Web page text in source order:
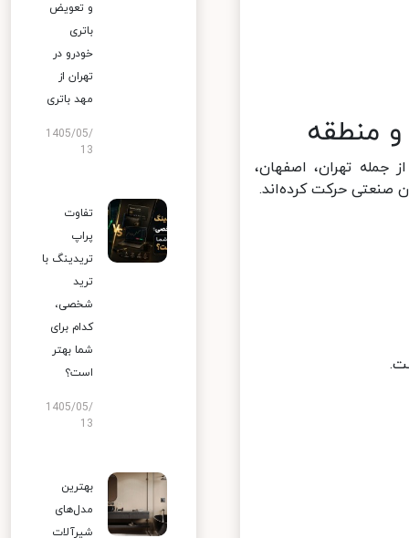
منطقه
تهران، اصفهان،
حرکت کرده‌اند.
و تعویض
باتری
خودرو در
تهران از
مهد باتری
1405/05/
13
تفاوت
پراپ
تریدینگ با
ترید
شخصی،
کدام برای
شما بهتر
است؟
1405/05/
13
بهترین
مدل‌های
شیرآلات